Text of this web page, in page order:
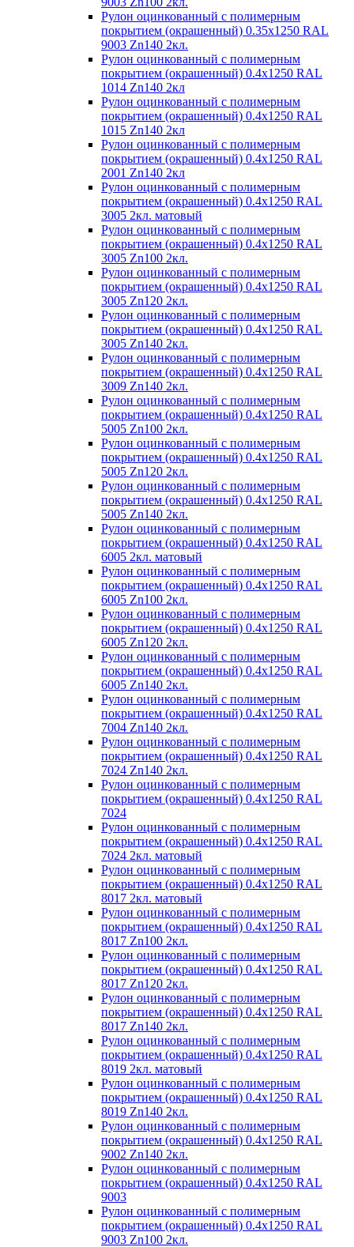
Рулон оцинкованный с полимерным
покрытием (окрашенный) 0.35x1250 RAL
9003 Zn140 2кл.
Рулон оцинкованный с полимерным
покрытием (окрашенный) 0.4x1250 RAL
1014 Zn140 2кл
Рулон оцинкованный с полимерным
покрытием (окрашенный) 0.4x1250 RAL
1015 Zn140 2кл
Рулон оцинкованный с полимерным
покрытием (окрашенный) 0.4x1250 RAL
2001 Zn140 2кл
Рулон оцинкованный с полимерным
покрытием (окрашенный) 0.4x1250 RAL
3005 2кл. матовый
Рулон оцинкованный с полимерным
покрытием (окрашенный) 0.4x1250 RAL
3005 Zn100 2кл.
Рулон оцинкованный с полимерным
покрытием (окрашенный) 0.4x1250 RAL
3005 Zn120 2кл.
Рулон оцинкованный с полимерным
покрытием (окрашенный) 0.4x1250 RAL
3005 Zn140 2кл.
Рулон оцинкованный с полимерным
покрытием (окрашенный) 0.4x1250 RAL
3009 Zn140 2кл.
Рулон оцинкованный с полимерным
покрытием (окрашенный) 0.4x1250 RAL
5005 Zn100 2кл.
Рулон оцинкованный с полимерным
покрытием (окрашенный) 0.4x1250 RAL
5005 Zn120 2кл.
Рулон оцинкованный с полимерным
покрытием (окрашенный) 0.4x1250 RAL
5005 Zn140 2кл.
Рулон оцинкованный с полимерным
покрытием (окрашенный) 0.4x1250 RAL
6005 2кл. матовый
Рулон оцинкованный с полимерным
покрытием (окрашенный) 0.4x1250 RAL
6005 Zn100 2кл.
Рулон оцинкованный с полимерным
покрытием (окрашенный) 0.4x1250 RAL
6005 Zn120 2кл.
Рулон оцинкованный с полимерным
покрытием (окрашенный) 0.4x1250 RAL
6005 Zn140 2кл.
Рулон оцинкованный с полимерным
покрытием (окрашенный) 0.4x1250 RAL
7004 Zn140 2кл.
Рулон оцинкованный с полимерным
покрытием (окрашенный) 0.4x1250 RAL
7024 Zn140 2кл.
Рулон оцинкованный с полимерным
покрытием (окрашенный) 0.4x1250 RAL
7024
Рулон оцинкованный с полимерным
покрытием (окрашенный) 0.4x1250 RAL
7024 2кл. матовый
Рулон оцинкованный с полимерным
покрытием (окрашенный) 0.4x1250 RAL
8017 2кл. матовый
Рулон оцинкованный с полимерным
покрытием (окрашенный) 0.4x1250 RAL
8017 Zn100 2кл.
Рулон оцинкованный с полимерным
покрытием (окрашенный) 0.4x1250 RAL
8017 Zn120 2кл.
Рулон оцинкованный с полимерным
покрытием (окрашенный) 0.4x1250 RAL
8017 Zn140 2кл.
Рулон оцинкованный с полимерным
покрытием (окрашенный) 0.4x1250 RAL
8019 2кл. матовый
Рулон оцинкованный с полимерным
покрытием (окрашенный) 0.4x1250 RAL
8019 Zn140 2кл.
Рулон оцинкованный с полимерным
покрытием (окрашенный) 0.4x1250 RAL
9002 Zn140 2кл.
Рулон оцинкованный с полимерным
покрытием (окрашенный) 0.4x1250 RAL
9003
Рулон оцинкованный с полимерным
покрытием (окрашенный) 0.4x1250 RAL
9003 Zn100 2кл.